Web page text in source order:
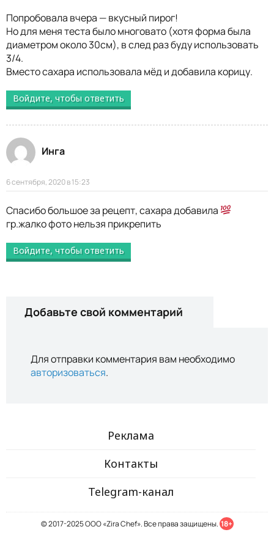
Попробовала вчера — вкусный пирог!
Но для меня теста было многовато (хотя форма была
диаметром около 30см), в след раз буду использовать
3/4.
Вместо сахара использовала мёд и добавила корицу.
Войдите, чтобы ответить
Инга
6 сентября, 2020 в 15:23
Спасибо большое за рецепт, сахара добавила
гр.жалко фото нельзя прикрепить
Войдите, чтобы ответить
Добавьте свой комментарий
Для отправки комментария вам необходимо
авторизоваться.
Реклама
Контакты
Telegram-канал
© 2017-2025 ООО «Zira Chef». Все права защищены. 18+